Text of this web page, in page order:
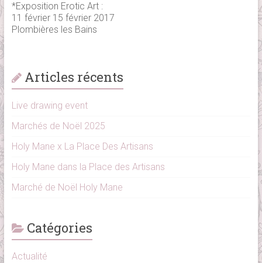
*Exposition Erotic Art :
11 février 15 février 2017
Plombières les Bains
Articles récents
Live drawing event
Marchés de Noël 2025
Holy Mane x La Place Des Artisans
Holy Mane dans la Place des Artisans
Marché de Noël Holy Mane
Catégories
Actualité